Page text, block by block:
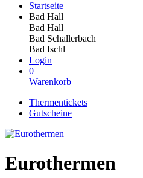
Startseite
Bad Hall
Bad Hall
Bad Schallerbach
Bad Ischl
Login
0
Warenkorb
Thermentickets
Gutscheine
Eurothermen